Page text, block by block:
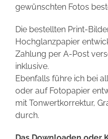
gewünschten Fotos
Die bestellten Print-
Hochglanzpapier
Zahlung per A-Post
inklusive.
Ebenfalls führe ich bei
oder auf Fotopapier
mit Tonwertkorrektur,
durch.